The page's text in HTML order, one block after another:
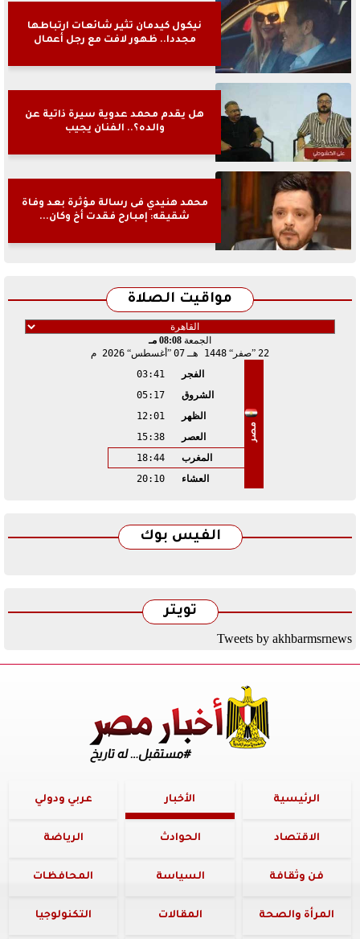
نيكول كيدمان تثير شائعات ارتباطها
مجددا.. ظهور لافت مع رجل أعمال
هل يقدم محمد عدوية سيرة ذاتية عن
والده؟.. الفنان يجيب
محمد هنيدي فى رسالة مؤثرة بعد وفاة
شقيقه: إمبارح فقدت أخ وكان...
مواقيت الصلاة
الجمعة 08:08 مـ
22 صفر 1448 هـ 07 أغسطس 2026 م
مصر
الفجر
03:41
الشروق
05:17
الظهر
12:01
العصر
15:38
المغرب
18:44
العشاء
20:10
الفيس بوك
تويتر
Tweets by akhbarmsrnews
الرئيسية الأخبار عربي ودولي
الاقتصاد الحوادث الرياضة
فن وثقافة السياسة المحافظات
المرأة والصحة المقالات التكنولوجيا